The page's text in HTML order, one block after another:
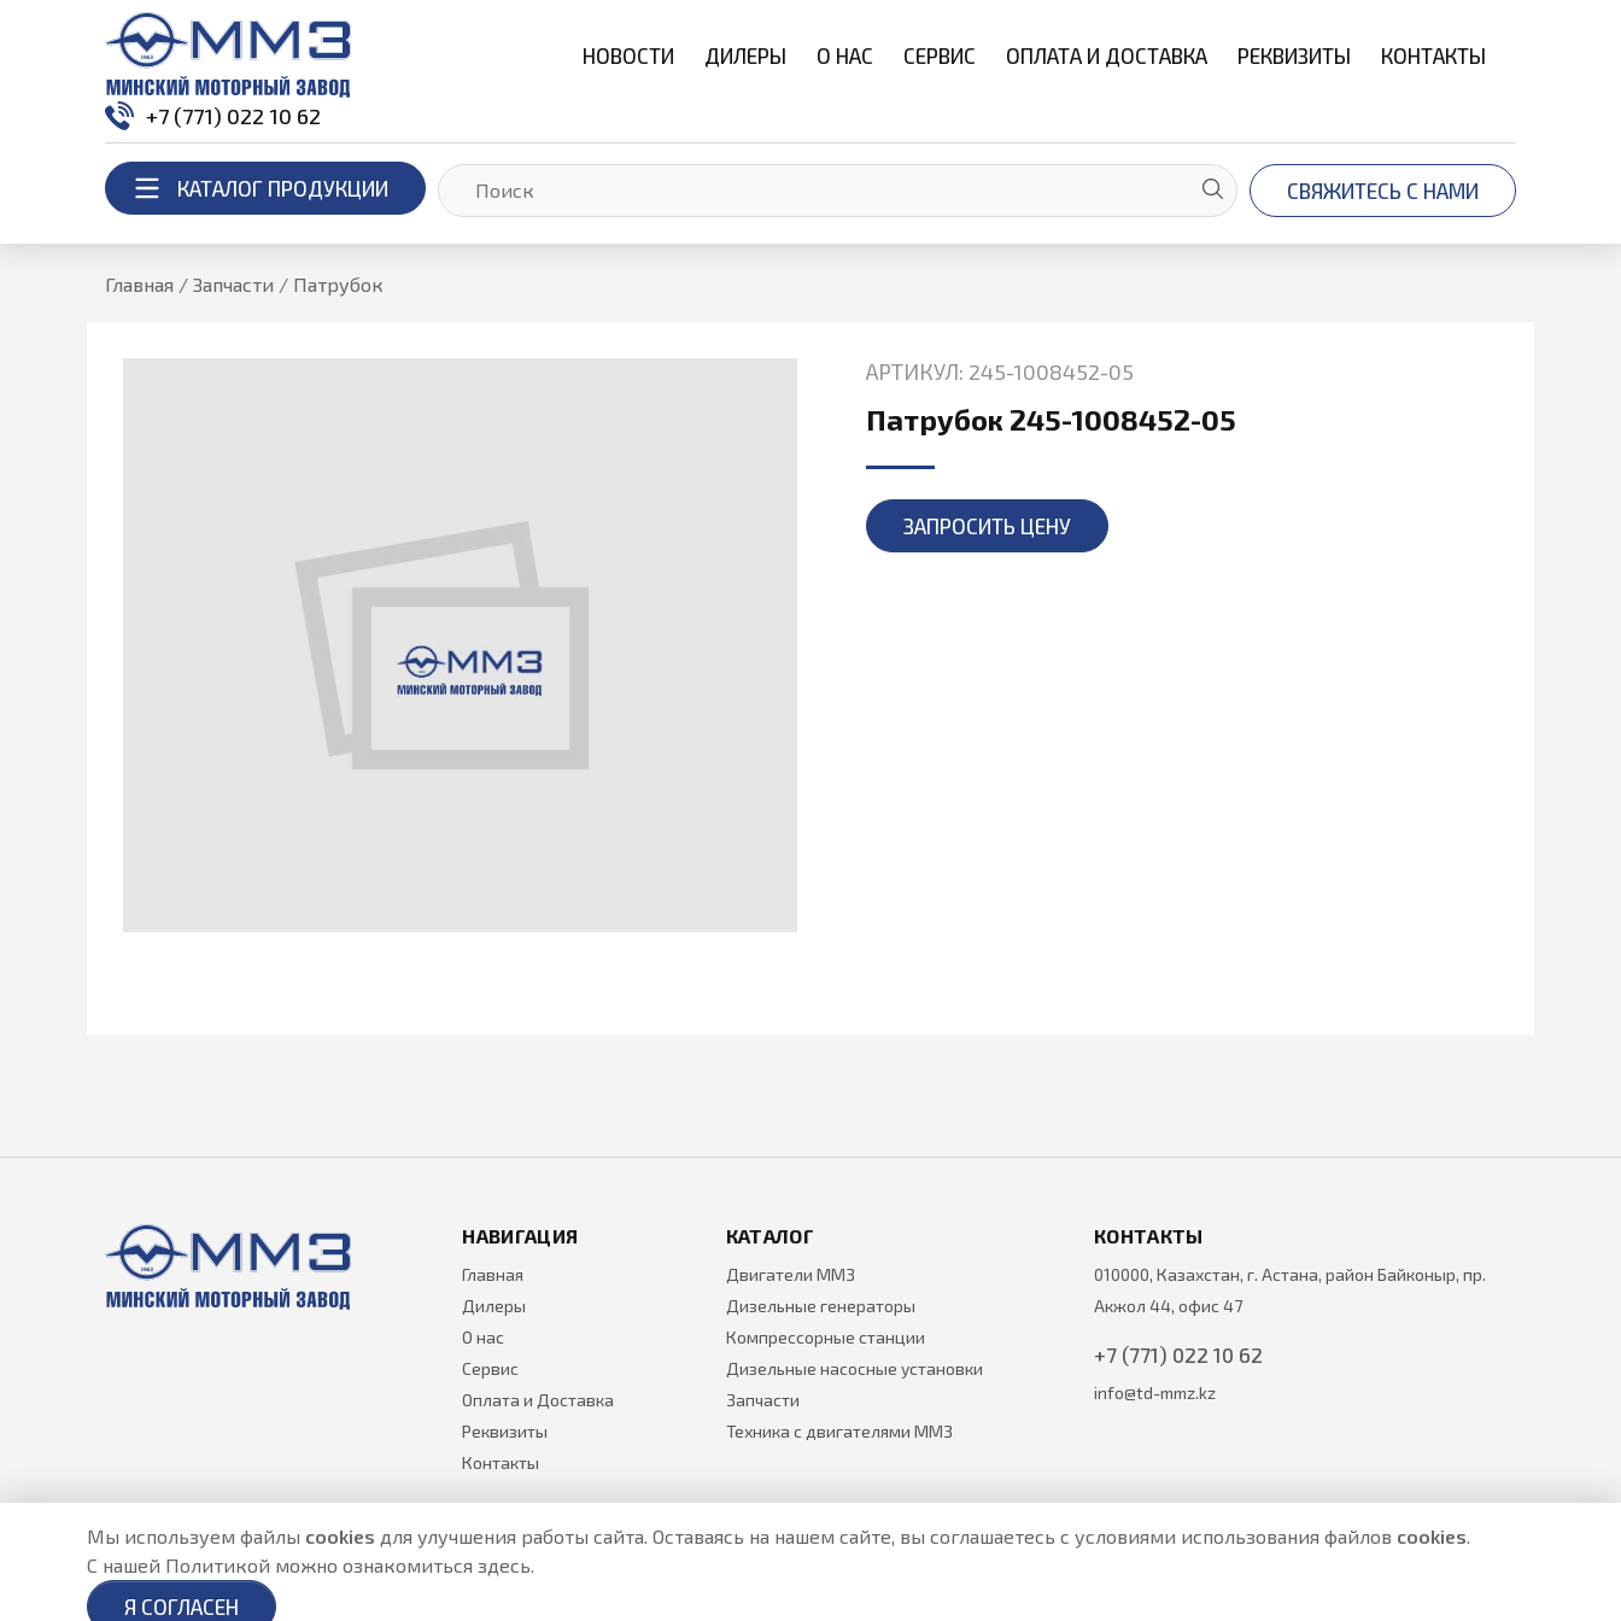
НОВОСТИ ДИЛЕРЫ О НАС СЕРВИС ОПЛАТА И ДОСТАВКА РЕКВИЗИТЫ КОНТАКТЫ
+7 (771) 022 10 62
КАТАЛОГ ПРОДУКЦИИ СВЯЖИТЕСЬ С НАМИ
Главная / Запчасти / Патрубок
АРТИКУЛ: 245-1008452-05
Патрубок 245-1008452-05
ЗАПРОСИТЬ ЦЕНУ
НАВИГАЦИЯ
Главная
Дилеры
О нас
Сервис
Оплата и Доставка
Реквизиты
Контакты
КАТАЛОГ
Двигатели ММЗ
Дизельные генераторы
Компрессорные станции
Дизельные насосные установки
Запчасти
Техника с двигателями ММЗ
КОНТАКТЫ
010000, Казахстан, г. Астана, район Байконыр, пр.
Акжол 44, офис 47
+7 (771) 022 10 62
info@td-mmz.kz
Разработано в
Мы используем файлы cookies для улучшения работы сайта. Оставаясь на нашем сайте, вы соглашаетесь с условиями использования файлов cookies.
С нашей Политикой можно ознакомиться здесь.
Я СОГЛАСЕН